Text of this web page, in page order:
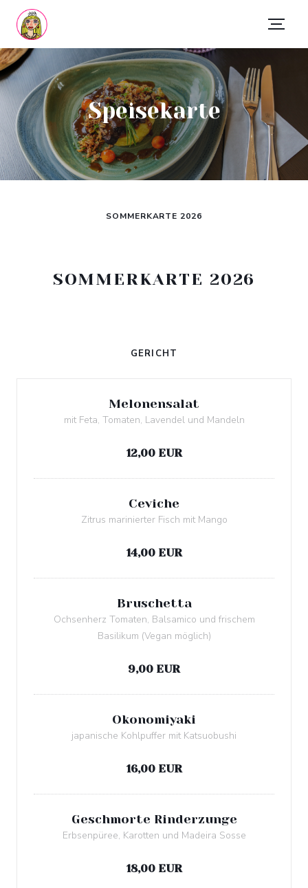
Speisekarte
SOMMERKARTE 2026
SOMMERKARTE 2026
GERICHT
Melonensalat
mit Feta, Tomaten, Lavendel und Mandeln
12,00 EUR
Ceviche
Zitrus marinierter Fisch mit Mango
14,00 EUR
Bruschetta
Ochsenherz Tomaten, Balsamico und frischem
Basilikum (Vegan möglich)
9,00 EUR
Okonomiyaki
japanische Kohlpuffer mit Katsuobushi
16,00 EUR
Geschmorte Rinderzunge
Erbsenpüree, Karotten und Madeira Sosse
18,00 EUR